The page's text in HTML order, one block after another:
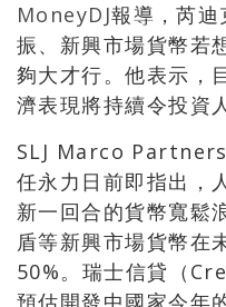
MoneyDJ報導，芮迪
振、新興市場貨幣若
夠大才行。他表示，
濟表現將持續令投資
SLJ Marco Partners
任永力日前即指出，
新一回合的貨幣寬鬆
盾等新興市場貨幣在
50%。瑞士信貸（
預估開發中國家今年